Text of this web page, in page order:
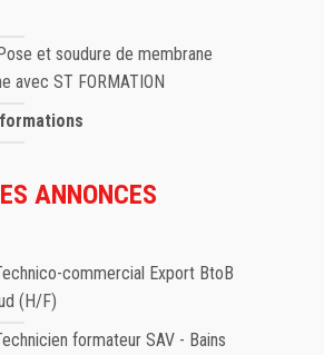
et soudure de membrane
avec ST FORMATION
ANNONCES
commercial Export BtoB
(H/F)
formateur SAV - Bains